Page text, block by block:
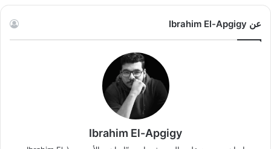
عن Ibrahim El-Apgigy
Ibrahim El-Apgigy